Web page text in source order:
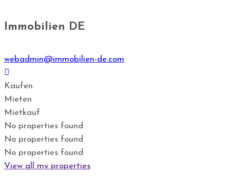
Immobilien DE
webadmin@immobilien-de.com
Kaufen
Mieten
Mietkauf
No properties found
No properties found
No properties found
View all my properties